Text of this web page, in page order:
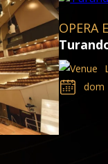
OPERA
dom